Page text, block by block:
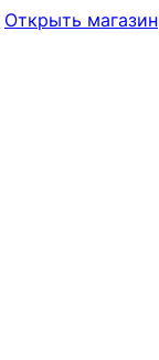
Открыть магазин